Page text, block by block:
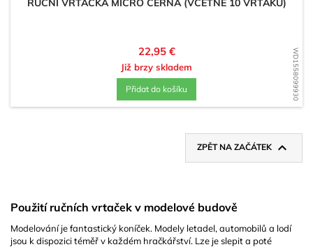
WD1558099930
RUČNÍ VRTAČKA MICRO ČERNÁ (VČETNĚ 10 VRTÁKŮ)
Cena
22,95 €
Již brzy skladem
Přidat do košíku
ZPĚT NA ZAČÁTEK 
Použití ručních vrtaček v modelové budově
Modelování je fantastický koníček. Modely letadel, automobilů a lodí
jsou k dispozici téměř v každém hračkářství. Lze je slepit a poté